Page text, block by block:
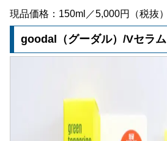
現品価格：150ml／5,000円（税抜）
goodal（グーダル）/Vセラム